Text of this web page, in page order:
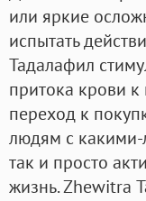
или яркие
испытать
Тадалафил
притока крови
переход к
людям с
так и просто
жизнь. Zhewitra